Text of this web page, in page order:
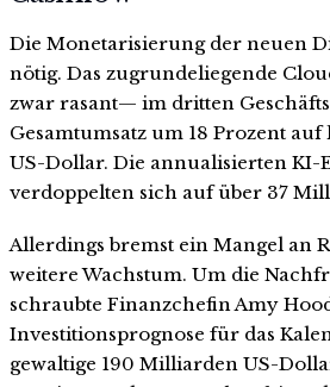
Die Monetarisierung der neuen
nötig. Das zugrundeliegende
zwar rasant— im dritten
Gesamtumsatz um 18 Prozent
US-Dollar. Die annualisierten KI-
verdoppelten sich auf über 37
Allerdings bremst ein Mangel an
weitere Wachstum. Um die
schraubte Finanzchefin Amy
Investitionsprognose für das
gewaltige 190 Milliarden US-